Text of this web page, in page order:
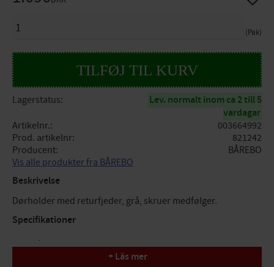
Pak
Lagerstatus
Lev. normalt inom ca 2 till 5
vardagar
Artikelnr.
003664992
Prod. artikelnr
821242
Producent
BÅREBO
Vis alle produkter fra BÅREBO
Beskrivelse
Dørholder med returfjeder, grå, skruer medfølger.
Specifikationer
A: 165 mm
+ Läs mer